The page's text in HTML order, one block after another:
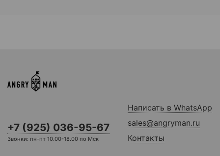
+7 (925) 036-95-67
Звонки: пн-пт 10.00-18.00 по Мск
Написать в WhatsApp
sales@angryman.ru
Контакты